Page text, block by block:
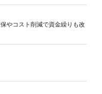
やコスト削減で資金繰りも改